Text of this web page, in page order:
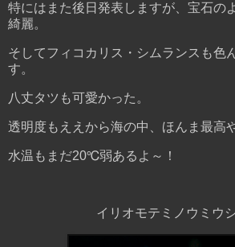
特にはまた後日発表しますが、宝石の
綺麗。
そしてフィコカリス・シムランスも色
す。
八丈タツも可愛かった。
透明度もええから海の中、ほんま最高
水温もまだ20℃弱あるよ～！
イリオモテミノウミウ